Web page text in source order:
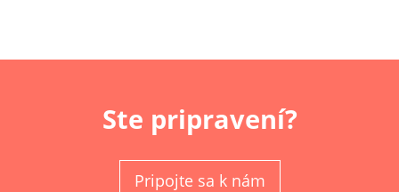
Ste pripravení?
Pripojte sa k nám